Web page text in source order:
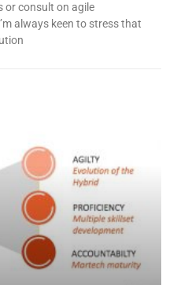
or consult on agile
always keen to stress that